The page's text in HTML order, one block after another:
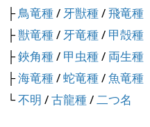
├鳥竜種/ 牙獣種/飛竜種
├獣竜種/ 牙竜種/ 甲殻種
├鋏角種/ 甲虫種/ 両生種
├海竜種/蛇竜種/魚竜種
└不明 /古龍種/二つ名